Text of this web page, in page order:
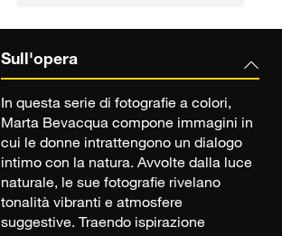
Sull'opera
In questa serie di fotografie a colori,
Marta Bevacqua compone immagini in
cui le donne intrattengono un dialogo
intimo con la natura. Avvolte dalla luce
naturale, le sue fotografie rivelano
tonalità vibranti e atmosfere
suggestive. Traendo ispirazione